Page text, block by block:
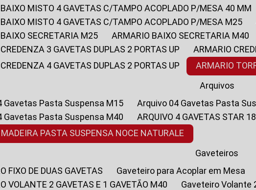
BAIXO MISTO 4 GAVETAS C/TAMPO ACOPLADO P/MESA 40 MM
BAIXO MISTO 4 GAVETAS C/TAMPO ACOPLADO P/MESA M25
BAIXO SECRETARIA M25
ARMARIO BAIXO SECRETARIA M40
CREDENZA 3 GAVETAS DUPLAS 2 PORTAS UP
ARMARIO
CREDENZA 4 GAVETAS DUPLAS 2 PORTAS UP
ARMARIO
Arquivos
Gavetas Pasta Suspensa M15
Arquivo 04 Gavetas Pasta
Gavetas Pasta Suspensa M40
ARQUIVO 4 GAVETAS STAR
MADEIRA PASTA SUSPENSA NOCE NATURALE
Gaveteiros
FIXO DE DUAS GAVETAS
Gaveteiro para Acoplar em Mesa
VOLANTE 2 GAVETAS E 1 GAVETÃO M40
Gaveteiro